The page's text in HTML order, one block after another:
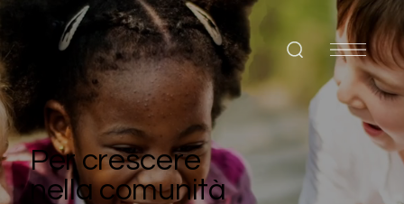
Per crescere
nella comunità